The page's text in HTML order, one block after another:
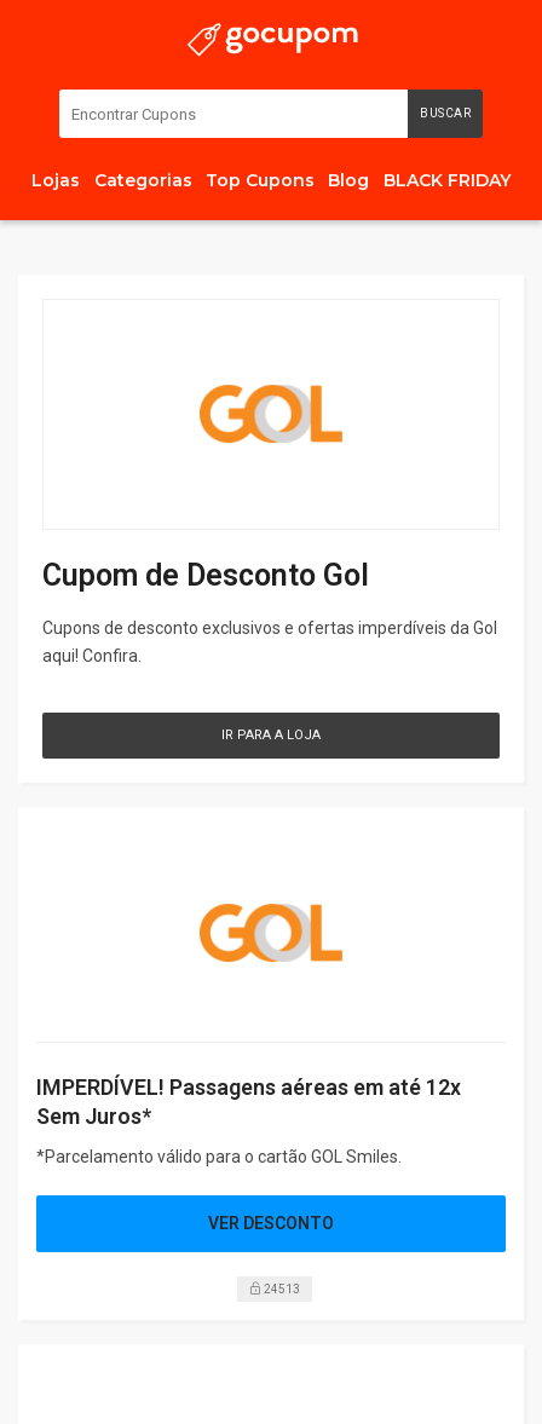
BUSCAR
Lojas Categorias Top Cupons Blog BLACK FRIDAY
Cupom de Desconto Gol
Cupons de desconto exclusivos e ofertas imperdíveis da Gol
aqui! Confira.
IR PARA A LOJA
IMPERDÍVEL! Passagens aéreas em até 12x
Sem Juros*
*Parcelamento válido para o cartão GOL Smiles.
VER DESCONTO
24513